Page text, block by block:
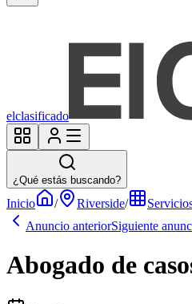
elclasificado
¿Qué estás buscando?
Inicio / Riverside/
Anuncio anteriorSiguiente
Abogado de